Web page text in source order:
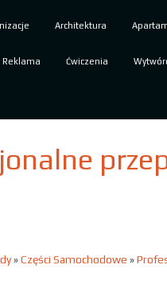
Architektura
Reklama Ćwiczenia
»Części Samochodowe »